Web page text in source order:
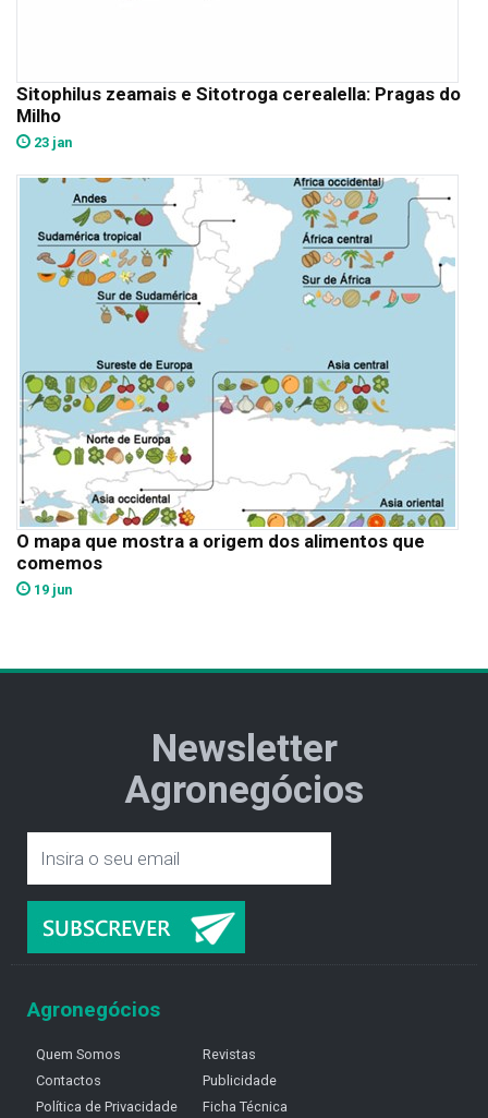
Sitophilus zeamais e Sitotroga cerealella: Pragas do
Milho
23 jan
O mapa que mostra a origem dos alimentos que
comemos
19 jun
Newsletter
Agronegócios
Agronegócios
Quem Somos
Contactos
Política de Privacidade
Revistas
Publicidade
Ficha Técnica